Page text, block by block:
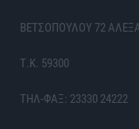
ΒΕΤΣΟΠΟΥΛΟΥ 72
Τ.Κ. 59300
ΤΗΛ-ΦΑΞ: 23330 24222